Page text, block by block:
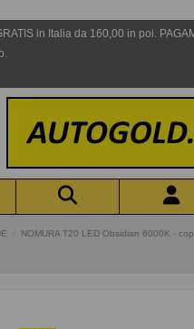
in Italia da 160,00 in poi.
NOMURA T20 LED Obsidian 6000K -